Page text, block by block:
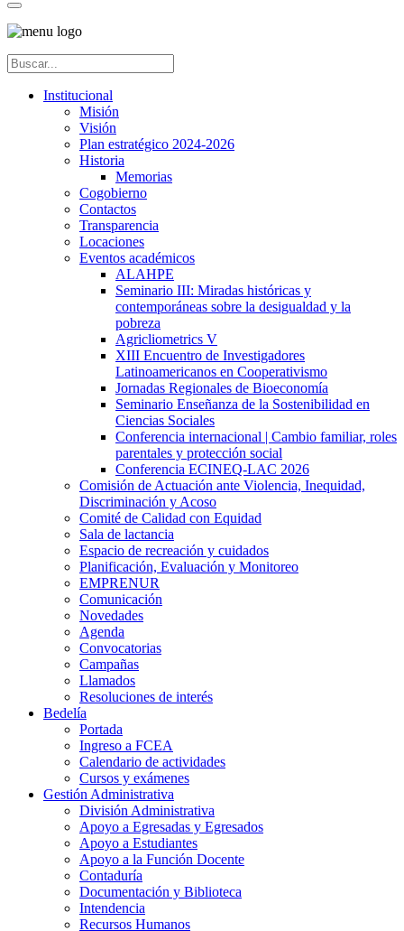
Institucional
Misión
Visión
Plan estratégico 2024-2026
Historia
Memorias
Cogobierno
Contactos
Transparencia
Locaciones
Eventos académicos
ALAHPE
Seminario III: Miradas históricas y
contemporáneas sobre la desigualdad y la
pobreza
Agricliometrics V
XIII Encuentro de Investigadores
Latinoamericanos en Cooperativismo
Jornadas Regionales de Bioeconomía
Seminario Enseñanza de la Sostenibilidad en
Ciencias Sociales
Conferencia internacional | Cambio familiar, roles
parentales y protección social
Conferencia ECINEQ-LAC 2026
Comisión de Actuación ante Violencia, Inequidad,
Discriminación y Acoso
Comité de Calidad con Equidad
Sala de lactancia
Espacio de recreación y cuidados
Planificación, Evaluación y Monitoreo
EMPRENUR
Comunicación
Novedades
Agenda
Convocatorias
Campañas
Llamados
Resoluciones de interés
Bedelía
Portada
Ingreso a FCEA
Calendario de actividades
Cursos y exámenes
Gestión Administrativa
División Administrativa
Apoyo a Egresadas y Egresados
Apoyo a Estudiantes
Apoyo a la Función Docente
Contaduría
Documentación y Biblioteca
Intendencia
Recursos Humanos